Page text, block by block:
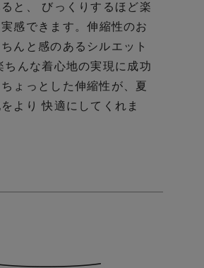
と、 びっくりするほど楽
感できます。伸縮性のお
んと感のあるシルエット
ちんな着心地の実現に成功
ちょっとした伸縮性が、夏
より 快適にしてくれま